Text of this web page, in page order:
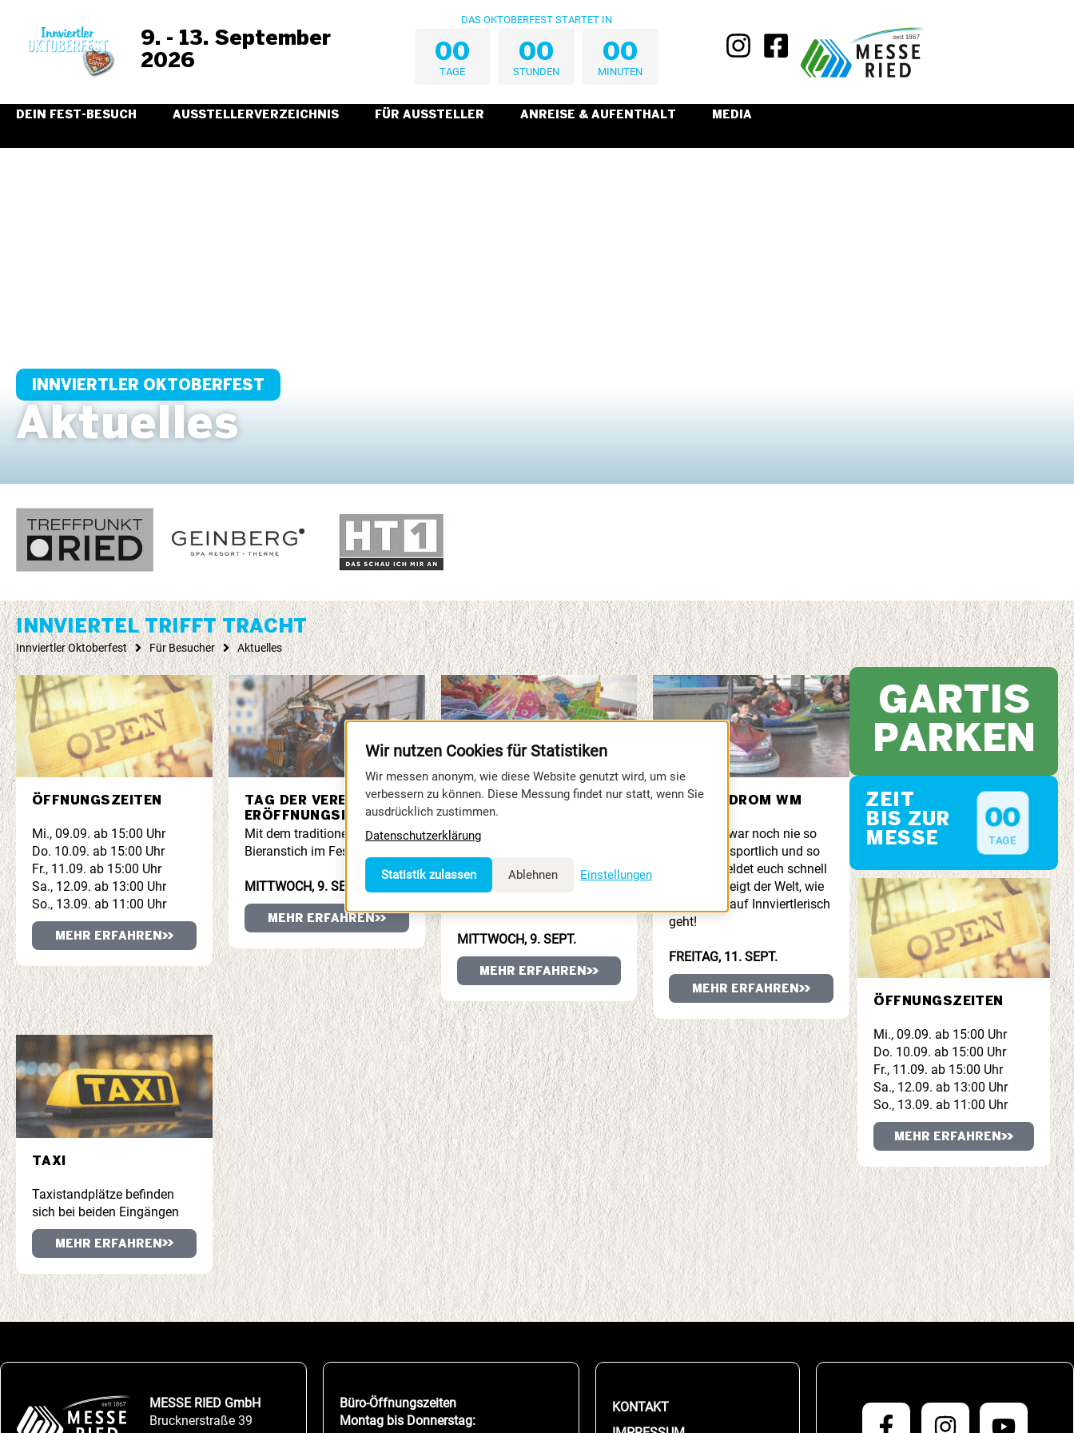
9. - 13. September
2026
DAS OKTOBERFEST STARTET IN
00
TAGE
00
STUNDEN
00
MINUTEN
DEIN FEST-BESUCH AUSSTELLERVERZEICHNIS FÜR AUSSTELLER ANREISE & AUFENTHALT MEDIA
INNVIERTLER OKTOBERFEST
Aktuelles
INNVIERTEL TRIFFT TRACHT
Innviertler Oktoberfest Für Besucher Aktuelles
ÖFFNUNGSZEITEN
Mi., 09.09. ab 15:00 Uhr
Do. 10.09. ab 15:00 Uhr
Fr., 11.09. ab 15:00 Uhr
Sa., 12.09. ab 13:00 Uhr
So., 13.09. ab 11:00 Uhr
MEHR ERFAHREN
TAG DER VEREINE MIT
ERÖFFNUNGSFESTZUG
Mit dem traditionellen
Bieranstich im Festzelt.
MITTWOCH, 9. SEPT.
MEHR ERFAHREN
KINDERNACHMITTAG
Für alle Familien geht es
Mittwoch von 15:00 – 19:00
Uhr profitieren Eltern und
MITTWOCH, 9. SEPT.
MEHR ERFAHREN
2. AUTODROM WM
Autodrom war noch nie so
schräg, so sportlich und so
zünftig! Meldet euch schnell
an – und zeigt der Welt, wie
Team-WM auf Innviertlerisch
geht!
FREITAG, 11. SEPT.
MEHR ERFAHREN
TAXI
Taxistandplätze befinden
sich bei beiden Eingängen
MEHR ERFAHREN
GARTIS
PARKEN
ZEIT
BIS ZUR
MESSE
00
TAGE
ÖFFNUNGSZEITEN
Mi., 09.09. ab 15:00 Uhr
Do. 10.09. ab 15:00 Uhr
Fr., 11.09. ab 15:00 Uhr
Sa., 12.09. ab 13:00 Uhr
So., 13.09. ab 11:00 Uhr
MEHR ERFAHREN
MESSE RIED GmbH
Brucknerstraße 39
Büro-Öffnungszeiten
Montag bis Donnerstag:
KONTAKT
Wir nutzen Cookies für Statistiken
Wir messen anonym, wie diese Website genutzt wird, um sie
verbessern zu können. Diese Messung findet nur statt, wenn Sie
ausdrücklich zustimmen.
Datenschutzerklärung
Statistik zulassen Ablehnen Einstellungen